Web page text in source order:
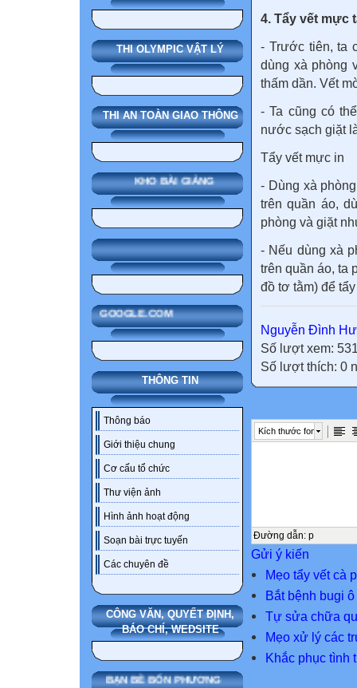
THI OLYMPIC VẬT LÝ
THI AN TOÀN GIAO THÔNG
KHO BÀI GIẢNG
GOOGLE.COM
THÔNG TIN
Thông báo
Giới thiệu chung
Cơ cấu tổ chức
Thư viện ảnh
Hình ảnh hoạt động
Soạn bài trực tuyến
Các chuyên đề
CÔNG VĂN, QUYẾT ĐỊNH,
BÁO CHÍ, WEDSITE
BẠN BÈ BỐN PHƯƠNG
4. Tẩy vết mực
- Trước tiên, ta
dùng xà phòng
thấm dần. Vết
- Ta cũng có
nước sạch giặt
Tẩy vết mực in
- Dùng xà
trên quần áo,
phòng và giặt
- Nếu dùng xà
trên quần áo, ta
đồ tơ tằm) để
Nguyễn Đình
Số lượt xem:
Số lượt thích: 0
Kích thước font
Đường dẫn: p
Gửi ý kiến
Mẹo tẩy vết cà
Bắt bệnh bugi
Tự sửa chữa
Mẹo xử lý các
Khắc phục tình